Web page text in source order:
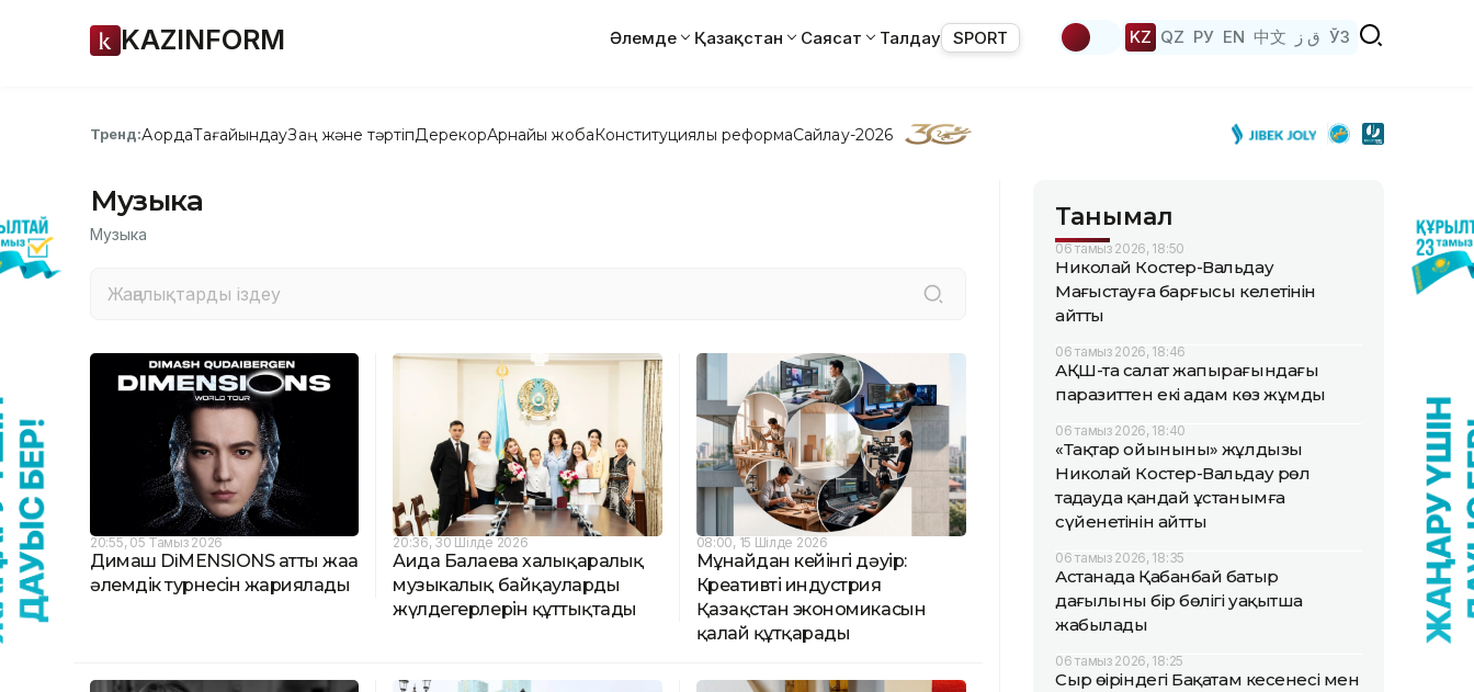
KAZINFORM Әлемде Қазақстан Саясат Талдау SPORT KZ QZ РУ EN 中文 ق ز ЎЗ
Тренд:АқордаТағайындауЗаң және тәртіпДерекқорАрнайы жобаКонституциялық реформаСайлау-2026
Музыка
Музыка
20:55, 05 Тамыз 2026
Димаш DiMENSIONS атты жаңа
әлемдік турнесін жариялады
20:36, 30 Шілде 2026
Аида Балаева халықаралық
музыкалық байқаулардың
жүлдегерлерін құттықтады
08:00, 15 Шілде 2026
Мұнайдан кейінгі дәуір:
Креативті индустрия
Қазақстан экономикасын
қалай құтқарады
Танымал
06 тамыз 2026, 18:50
Николай Костер-Вальдау
Маңғыстауға барғысы келетінін
айтты
06 тамыз 2026, 18:46
АҚШ-та салат жапырағындағы
паразиттен екі адам көз жұмды
06 тамыз 2026, 18:40
«Тақтар ойынының» жұлдызы
Николай Костер-Вальдау рөл
таңдауда қандай ұстанымға
сүйенетінін айтты
06 тамыз 2026, 18:35
Астанада Қабанбай батыр
даңғылының бір бөлігі уақытша
жабылады
06 тамыз 2026, 18:25
Сыр өңіріндегі Бақатам кесенесі мен